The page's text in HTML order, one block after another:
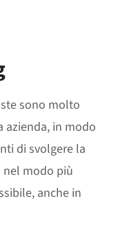
sono molto
azienda, in modo
di svolgere la
modo più
anche in